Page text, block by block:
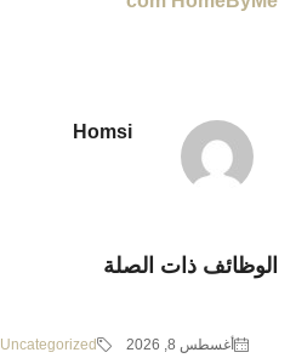
Homsi
الوظائف ذات الصلة
أغسطس 8, 2026 Uncategorized